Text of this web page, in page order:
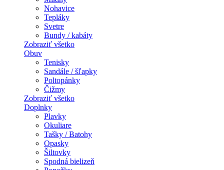
Nohavice
Tepláky
Svetre
Bundy / kabáty
Zobraziť všetko
Obuv
Tenisky
Sandále / šľapky
Poltopánky
Čižmy
Zobraziť všetko
Doplnky
Plavky
Okuliare
Tašky / Batohy
Opasky
Šiltovky
Spodná bielizeň